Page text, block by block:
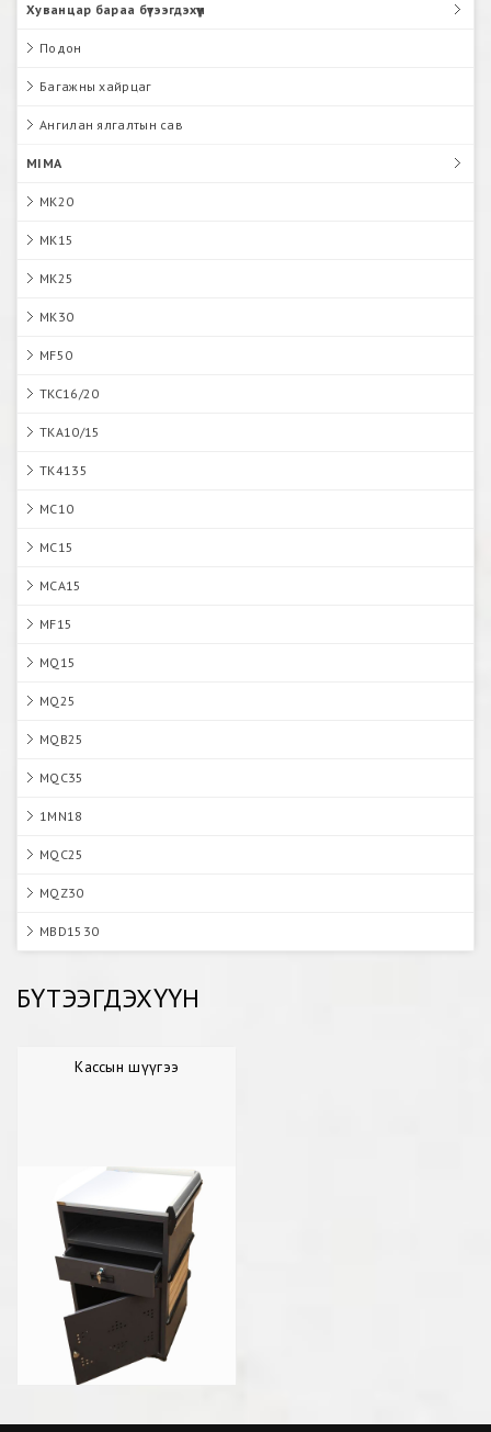
Хуванцар бараа бүтээгдэхүүн
Подон
Багажны хайрцаг
Ангилан ялгалтын сав
MIMA
MK20
MK15
MK25
MK30
MF50
TKC16/20
TKA10/15
TK4135
MC10
MC15
MCA15
MF15
MQ15
MQ25
MQB25
MQC35
1MN18
MQC25
MQZ30
MBD1530
БҮТЭЭГДЭХҮҮН
Кассын шүүгээ